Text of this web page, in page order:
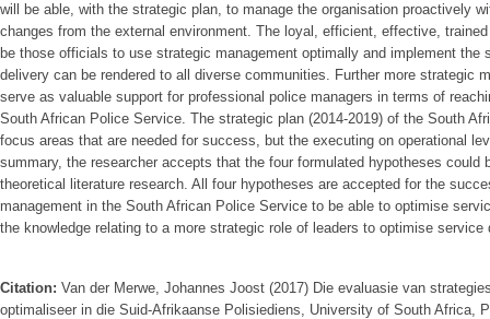
will be able, with the strategic plan, to manage the organisation proactively
changes from the external environment. The loyal, efficient, effective,
be those officials to use strategic management optimally and implement
delivery can be rendered to all diverse communities. Further more strategic
serve as valuable support for professional police managers in terms of
South African Police Service. The strategic plan (2014-2019) of the South
focus areas that are needed for success, but the executing on operational
summary, the researcher accepts that the four formulated hypotheses could
theoretical literature research. All four hypotheses are accepted for the
management in the South African Police Service to be able to optimise
the knowledge relating to a more strategic role of leaders to optimise service
Citation: Van der Merwe, Johannes Joost (2017) Die evaluasie van
optimaliseer in die Suid-Afrikaanse Polisiediens, University of South Africa,